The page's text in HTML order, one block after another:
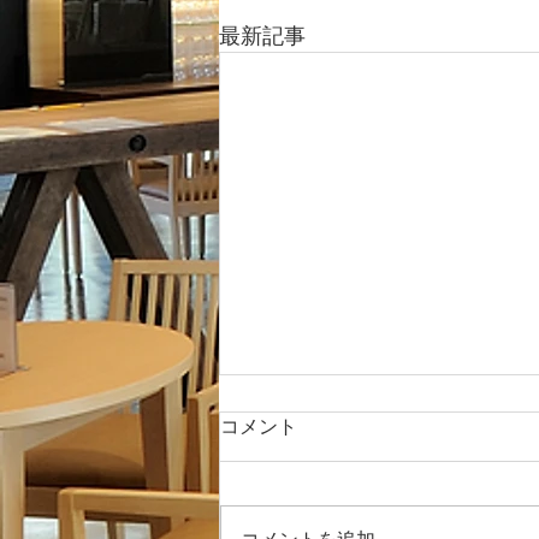
最新記事
ゴールデンウィーク期間の営
コメント